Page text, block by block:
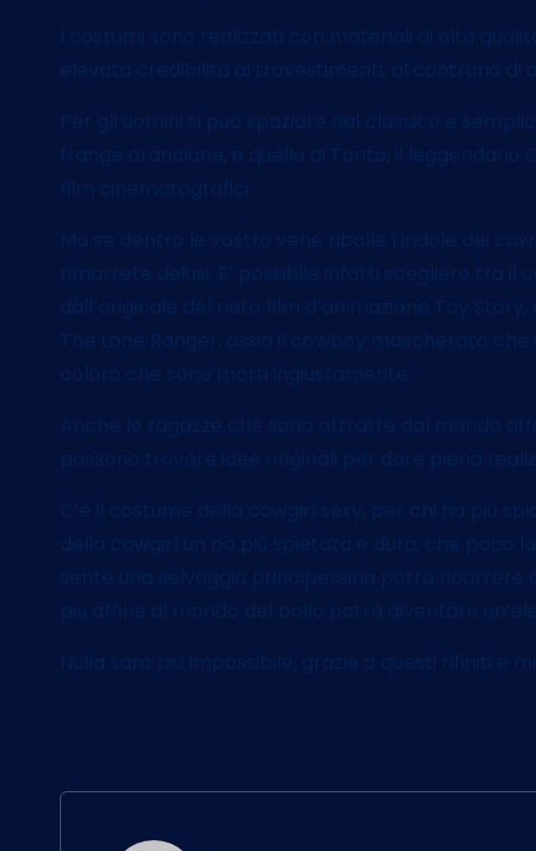
I costumi sono realizzati con materiali di alta
elevata credibilità ai travestimenti, al contrario di
Per gli uomini si può spaziare dal classico e
frange arancione, a quello di Tonto, il
film cinematografici.
Ma se dentro le vostro vene ribolle l’indole dei
rimarrete delusi. E’ possibile infatti scegliere tra
dall’originale del noto film d’animazione Toy
The Lone Ranger, ossia il cowboy mascherato
coloro che sono morti ingiustamente.
Anche le ragazze che sono attratte dal mondo
possono trovare idee originali per dare piena
C’è il costume della cowgirl sexy, per chi ha più
della cowgirl un pò più spietata e dura, che poco
sente una selvaggia principessina potrà
più affine al mondo del ballo potrà diventare
Nulla sarà più impossibile, grazie a questi rifiniti e